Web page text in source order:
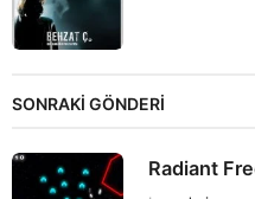
SONRAKİ GÖNDERİ
Radiant